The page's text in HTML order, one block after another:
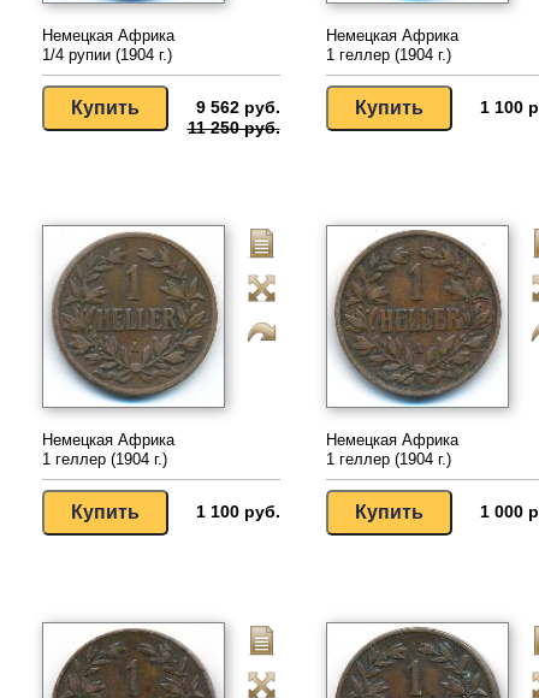
Немецкая Африка
1/4 рупии (1904 г.)
9 562 руб.
11 250 руб.
Немецкая Африка
1 геллер (1904 г.)
1 100
Немецкая Африка
1 геллер (1904 г.)
1 100 руб.
Немецкая Африка
1 геллер (1904 г.)
1 000